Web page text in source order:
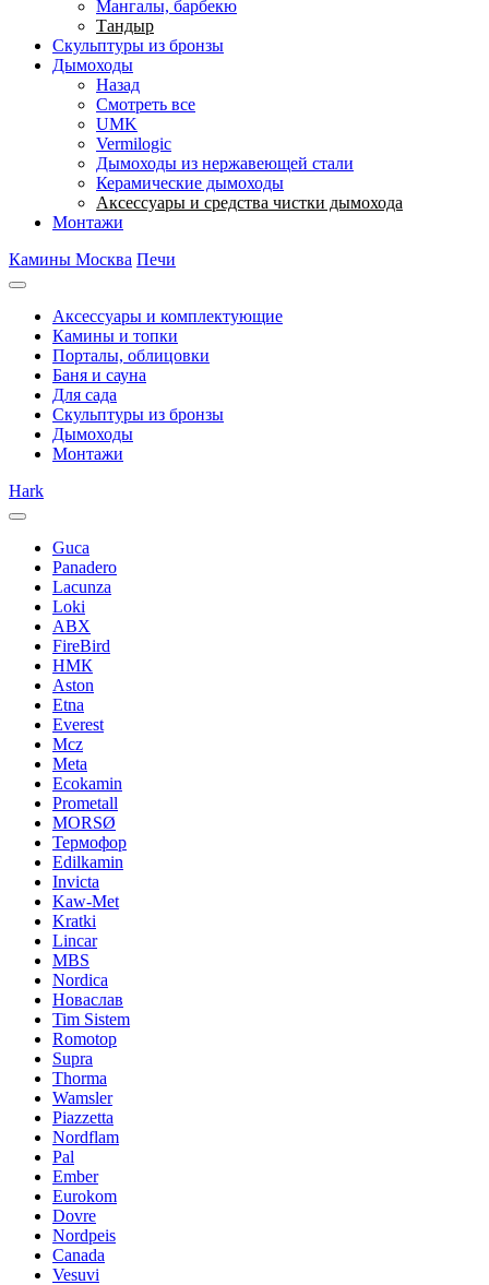
Мангалы, барбекю
Тандыр
Скульптуры из бронзы
Дымоходы
Назад
Смотреть все
UMK
Vermilogic
Дымоходы из нержавеющей стали
Керамические дымоходы
Аксессуары и средства чистки дымохода
Монтажи
Камины Москва Печи
Аксессуары и комплектующие
Камины и топки
Порталы, облицовки
Баня и сауна
Для сада
Скульптуры из бронзы
Дымоходы
Монтажи
Hark
Guca
Panadero
Lacunza
Loki
ABX
FireBird
НМК
Aston
Etna
Everest
Mcz
Meta
Ecokamin
Prometall
MORSØ
Термофор
Edilkamin
Invicta
Kaw-Met
Kratki
Lincar
MBS
Nordica
Новаслав
Tim Sistem
Romotop
Supra
Thorma
Wamsler
Piazzetta
Nordflam
Pal
Ember
Eurokom
Dovre
Nordpeis
Canada
Vesuvi